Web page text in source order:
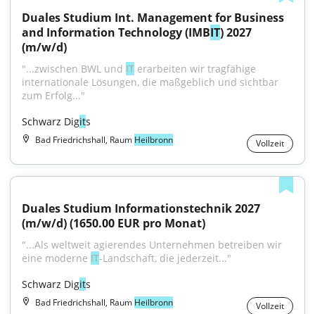
Duales Studium Int. Management for Business
and Information Technology (IMBIT) 2027
(m/w/d)
"...zwischen BWL und IT erarbeiten wir tragfähige
internationale Lösungen, die maßgeblich und sichtbar
zum Erfolg..."
Schwarz Digits
Bad Friedrichshall, Raum Heilbronn Vollzeit
Duales Studium Informationstechnik 2027
(m/w/d) (1650.00 EUR pro Monat)
"...Als weltweit agierendes Unternehmen betreiben wir
eine moderne IT-Landschaft, die jederzeit..."
Schwarz Digits
Bad Friedrichshall, Raum Heilbronn
Vollzeit